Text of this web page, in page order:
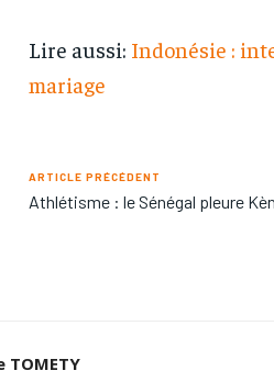
Lire aussi: Indonésie :
mariage
ARTICLE PRÉCÉDENT
Athlétisme : le Sénégal pleure
TOMETY